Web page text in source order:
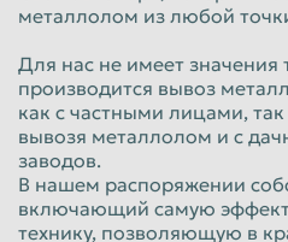
Арматура 12АР
Физические лица
от 17500 руб/тн
Юридические лица
от 20500 руб/тн
Проволока 13А
металлолом из любой
Для нас не имеет значения
производится вывоз
как с частными лицами,
вывозя металлолом и с
заводов.
В нашем распоряжении
включающий самую
технику, позволяющую в